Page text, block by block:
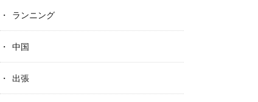
ランニング
中国
出張